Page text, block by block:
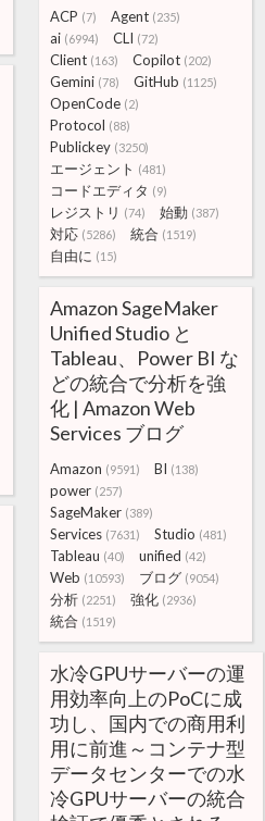
ACP (7) Agent (235)
ai (6994) CLI (72)
Client (163) Copilot (202)
Gemini (78) GitHub (1125)
OpenCode (2)
Protocol (88)
Publickey (3250)
エージェント (481)
コードエディタ (9)
レジストリ (74) 始動 (387)
対応 (5286) 統合 (1519)
自由に (15)
Amazon SageMaker
Unified Studio と
Tableau、Power BI な
どの統合で分析を強
化 | Amazon Web
Services ブログ
Amazon (9591) BI (138)
power (257)
SageMaker (389)
Services (7631) Studio (481)
Tableau (40) unified (42)
Web (10593) ブログ (9054)
分析 (2251) 強化 (2936)
統合 (1519)
水冷GPUサーバーの運
用効率向上のPoCに成
功し、国内での商用利
用に前進～コンテナ型
データセンターでの水
冷GPUサーバーの統合